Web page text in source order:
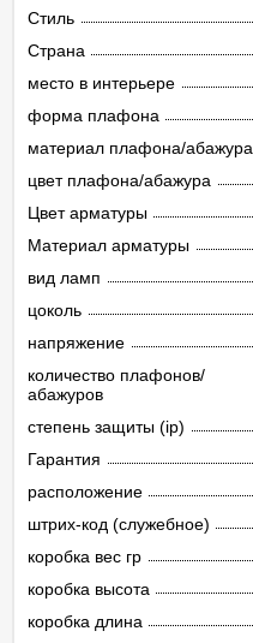
Стиль
Страна
место в интерьере
форма плафона
материал плафона/абажура
цвет плафона/абажура
Цвет арматуры
Материал арматуры
вид ламп
цоколь
напряжение
количество плафонов/
абажуров
степень защиты (ip)
Гарантия
расположение
штрих-код (служебное)
коробка вес гр
коробка высота
коробка длина